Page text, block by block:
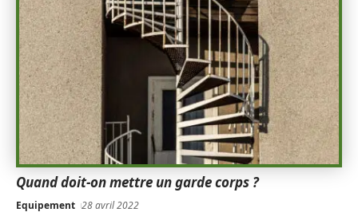
Quand doit-on mettre un garde corps ?
Equipement 28 avril 2022